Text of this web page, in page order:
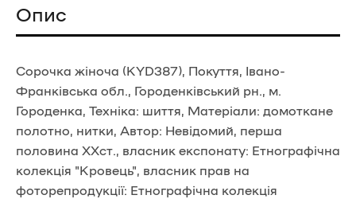
Опис
Сорочка жіноча (KYD387), Покуття, Івано-
Франківська обл., Городенківський рн., м.
Городенка, Техніка: шиття, Матеріали: домоткане
полотно, нитки, Автор: Невідомий, перша
половина ХХст., власник експонату: Етнографічна
колекція "Кровець", власник прав на
фоторепродукції: Етнографічна колекція